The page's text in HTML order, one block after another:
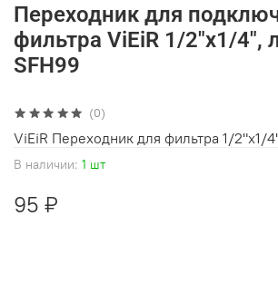
(0)
В наличии: 1 шт
Переходник для
фильтра ViEiR 1/2"х1/4",
SFH99
95 ₽
ViEiR Переходник для фильтра 1/2"х1/